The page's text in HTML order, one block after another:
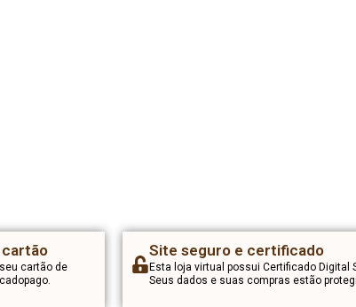
cartão
cartão de
Site seguro e certificado
Esta loja virtual possui Certificado Digital
Seus dados e suas compras estão